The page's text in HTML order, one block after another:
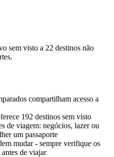
sem visto a 22 destinos não
compartilham acesso a
192 destinos sem visto
de viagem: negócios, lazer ou
um passaporte
mudar - sempre verifique os
de viajar